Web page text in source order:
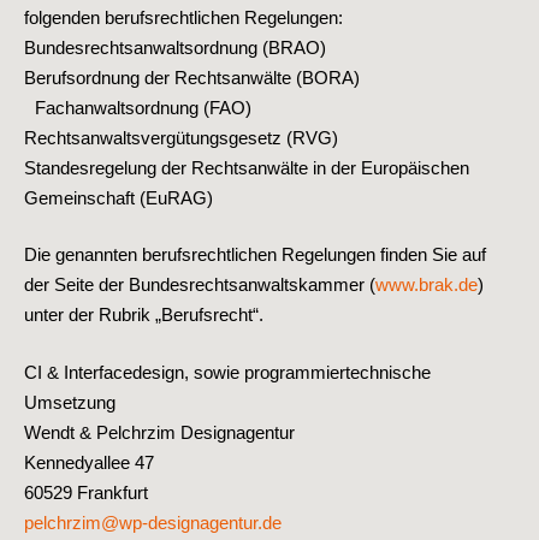
folgenden berufsrechtlichen Regelungen:
Bundesrechtsanwaltsordnung (BRAO)
Berufsordnung der Rechtsanwälte (BORA)
Fachanwaltsordnung (FAO)
Rechtsanwaltsvergütungsgesetz (RVG)
Standesregelung der Rechtsanwälte in der Europäischen
Gemeinschaft (EuRAG)
Die genannten berufsrechtlichen Regelungen finden Sie auf
der Seite der Bundesrechtsanwaltskammer (www.brak.de)
unter der Rubrik „Berufsrecht“.
CI & Interfacedesign, sowie programmiertechnische
Umsetzung
Wendt & Pelchrzim Designagentur
Kennedyallee 47
60529 Frankfurt
pelchrzim@wp-designagentur.de